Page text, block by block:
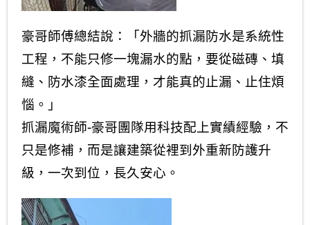
豪哥師傅總結說：「外牆的抓漏防水是系統性
工程，不能只修一塊漏水的點，要從磁磚、填
縫、防水漆全面處理，才能真的止漏、止住煩
惱。」
抓漏魔術師-豪哥團隊用科技配上實績經驗，不
只是修補，而是讓建築從裡到外重新防護升
級，一次到位，長久安心。